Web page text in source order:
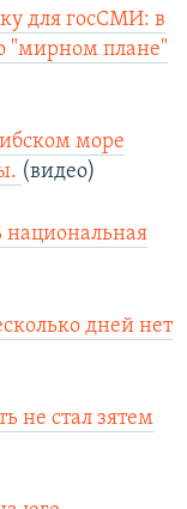
для госСМИ: в
"мирном плане"
море
(видео)
национальная
дней нет
не стал зятем